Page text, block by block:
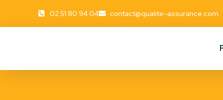
02 51 80 94 04 contact@qualite-assurance.com